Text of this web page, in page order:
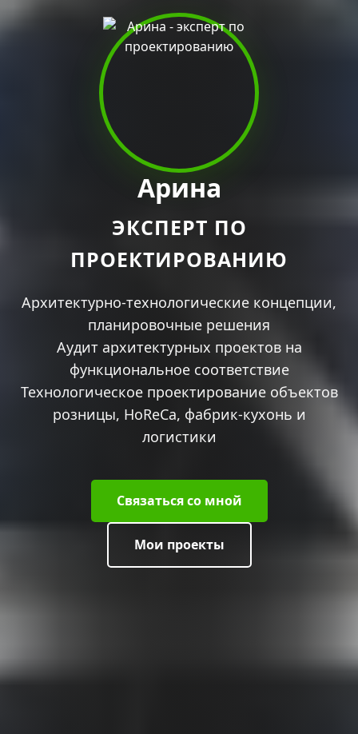
Арина
ЭКСПЕРТ ПО
ПРОЕКТИРОВАНИЮ
Архитектурно-технологические концепции,
планировочные решения
Аудит архитектурных проектов на
функциональное соответствие
Технологическое проектирование объектов
розницы, HoReCa, фабрик-кухонь и
логистики
Связаться со мной
Мои проекты